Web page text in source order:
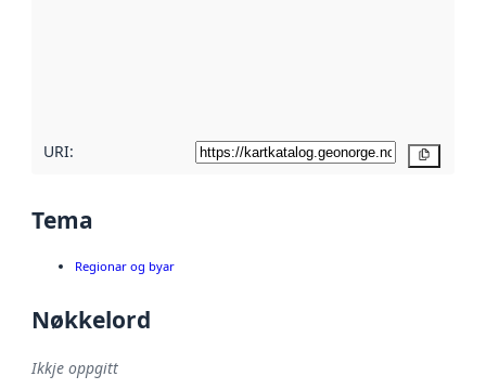
URI:
Tema
Regionar og byar
Nøkkelord
Ikkje oppgitt